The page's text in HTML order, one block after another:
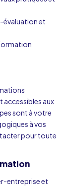
évaluation et
aux
sont à votre
à vos
pour toute
entreprise et